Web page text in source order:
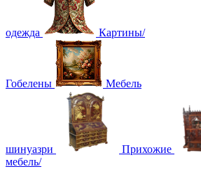
одежда Картины/
Гобелены Мебель
шинуазри Прихожие
мебель/